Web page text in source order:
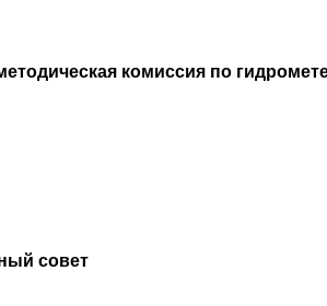
комиссия по
совет